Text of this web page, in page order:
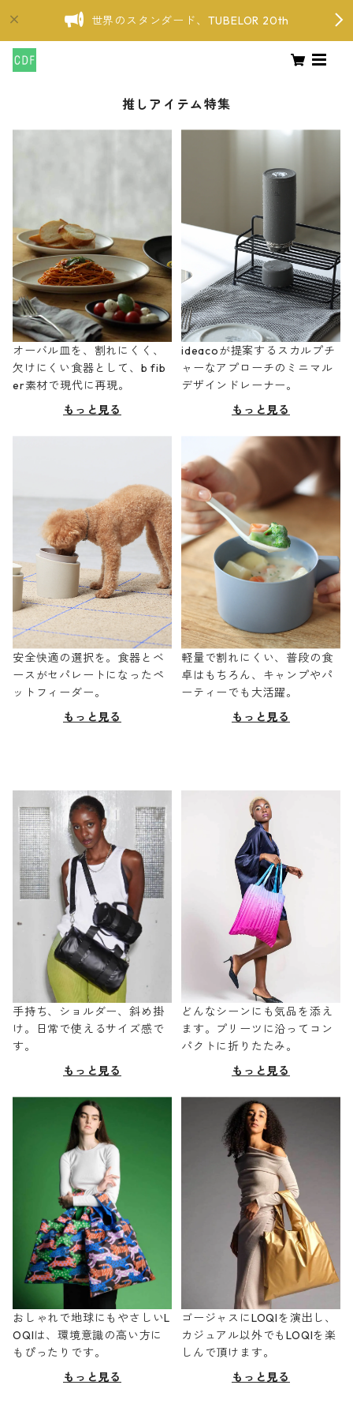
世界のスタンダード、TUBELOR 20th
推しアイテム特集
オーバル皿を、割れにくく、
欠けにくい食器として、b fib
er素材で現代に再現。
もっと見る
ideacoが提案するスカルプチ
ャーなアプローチのミニマル
デザインドレーナー。
もっと見る
安全快適の選択を。食器とベ
ースがセパレートになったペ
ットフィーダー。
もっと見る
軽量で割れにくい、普段の食
卓はもちろん、キャンプやパ
ーティーでも大活躍。
もっと見る
手持ち、ショルダー、斜め掛
け。日常で使えるサイズ感で
す。
もっと見る
どんなシーンにも気品を添え
ます。プリーツに沿ってコン
パクトに折りたたみ。
もっと見る
おしゃれで地球にもやさしいL
OQIは、環境意識の高い方に
もぴったりです。
もっと見る
ゴージャスにLOQIを演出し、
カジュアル以外でもLOQIを楽
しんで頂けます。
もっと見る